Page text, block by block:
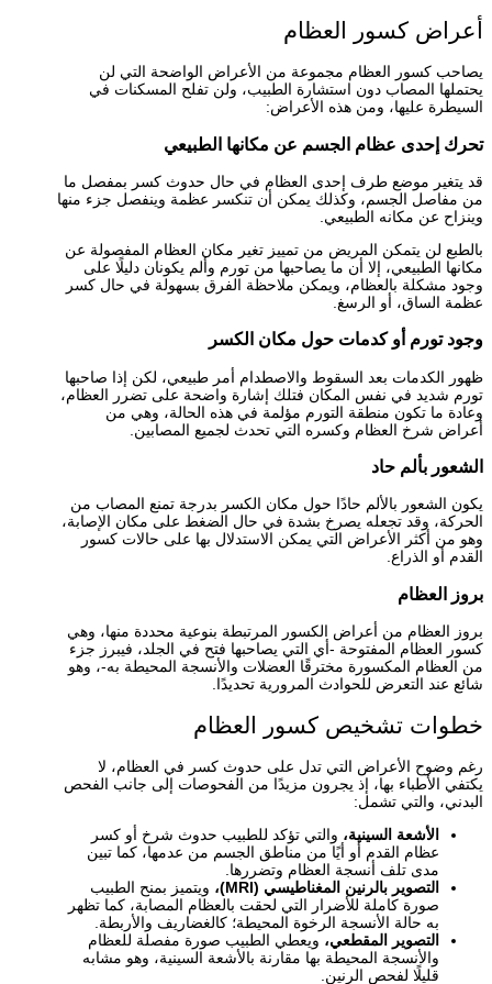
أعراض كسور العظام
يصاحب كسور العظام مجموعة من الأعراض الواضحة التي لن
يحتملها المصاب دون استشارة الطبيب، ولن تفلح المسكنات في
السيطرة عليها، ومن هذه الأعراض:
تحرك إحدى عظام الجسم عن مكانها الطبيعي
قد يتغير موضع طرف إحدى العظام في حال حدوث كسر بمفصل ما
من مفاصل الجسم، وكذلك يمكن أن تنكسر عظمة وينفصل جزء منها
وينزاح عن مكانه الطبيعي.
بالطبع لن يتمكن المريض من تمييز تغير مكان العظام المفصولة عن
مكانها الطبيعي، إلا أن ما يصاحبها من تورم وألم يكونان دليلًا على
وجود مشكلة بالعظام، ويمكن ملاحظة الفرق بسهولة في حال كسر
عظمة الساق، أو الرسغ.
وجود تورم أو كدمات حول مكان الكسر
ظهور الكدمات بعد السقوط والاصطدام أمر طبيعي، لكن إذا صاحبها
تورم شديد في نفس المكان فتلك إشارة واضحة على تضرر العظام،
وعادة ما تكون منطقة التورم مؤلمة في هذه الحالة، وهي من
أعراض شرخ العظام وكسره التي تحدث لجميع المصابين.
الشعور بألم حاد
يكون الشعور بالألم حادًا حول مكان الكسر بدرجة تمنع المصاب من
الحركة، وقد تجعله يصرخ بشدة في حال الضغط على مكان الإصابة،
وهو من أكثر الأعراض التي يمكن الاستدلال بها على حالات كسور
القدم أو الذراع.
بروز العظام
بروز العظام من أعراض الكسور المرتبطة بنوعية محددة منها، وهي
كسور العظام المفتوحة -أي التي يصاحبها فتح في الجلد، فيبرز جزء
من العظام المكسورة مخترقًا العضلات والأنسجة المحيطة به-، وهو
شائع عند التعرض للحوادث المرورية تحديدًا.
خطوات تشخيص كسور العظام
رغم وضوح الأعراض التي تدل على حدوث كسر في العظام، لا
يكتفي الأطباء بها، إذ يجرون مزيدًا من الفحوصات إلى جانب الفحص
البدني، والتي تشمل:
الأشعة السينية، والتي تؤكد للطبيب حدوث شرخ أو كسر
عظام القدم أو أيًا من مناطق الجسم من عدمها، كما تبين
مدى تلف أنسجة العظام وتضررها.
التصوير بالرنين المغناطيسي (MRI)،
ويتميز بمنح الطبيب
صورة كاملة للأضرار التي لحقت بالعظام المصابة، كما تظهر
به حالة الأنسجة الرخوة المحيطة؛ كالغضاريف والأربطة.
التصوير المقطعي، ويعطي الطبيب صورة مفصلة للعظام
والأنسجة المحيطة بها مقارنة بالأشعة السينية، وهو مشابه
قليلًا لفحص الرنين.